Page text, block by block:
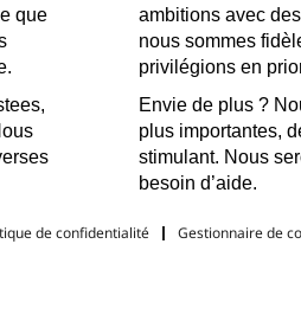
que
ambitions avec
nous sommes
privilégions en
Envie de plus ?
plus importantes,
stimulant. Nous
besoin d’aide.
de confidentialité Gestionnaire de